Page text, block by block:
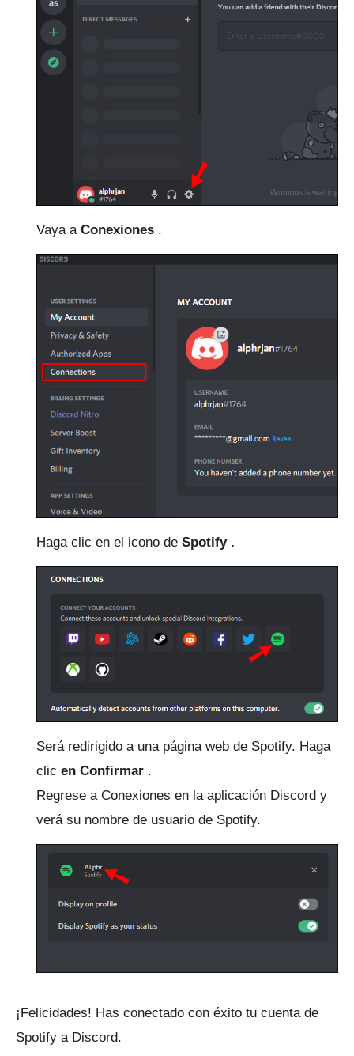
Vaya a Conexiones .
Haga clic en el icono de Spotify .
Será redirigido a una página web de Spotify. Haga
clic en Confirmar .
Regrese a Conexiones en la aplicación Discord y
verá su nombre de usuario de Spotify.
¡Felicidades! Has conectado con éxito tu cuenta de
Spotify a Discord.